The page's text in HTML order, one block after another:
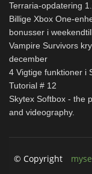
Terraria-opdatering
Billige Xbox One-
bonusser i
Vampire Survivors
december
4 Vigtige funktioner i
Tutorial # 12
Skytex Softbox - the
and videography.
© Copyright